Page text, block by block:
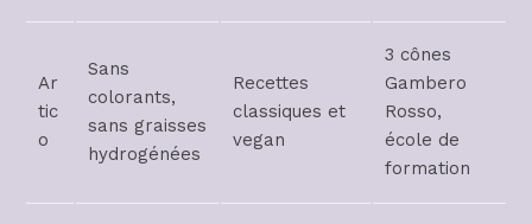
Ar
tic
o
Sans
colorants,
sans graisses
hydrogénées
Recettes
classiques et
vegan
3 cônes
Gambero
Rosso,
école de
formation